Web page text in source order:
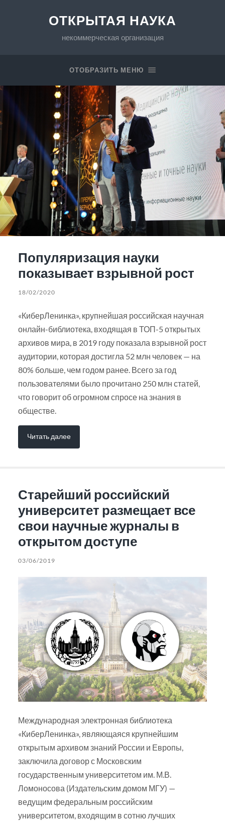
ОТКРЫТАЯ НАУКА
некоммерческая организация
ОТОБРАЗИТЬ МЕНЮ
Популяризация науки
показывает взрывной рост
18/02/2020
«КиберЛенинка», крупнейшая российская научная
онлайн-библиотека, входящая в ТОП-5 открытых
архивов мира, в 2019 году показала взрывной рост
аудитории, которая достигла 52 млн человек — на
80% больше, чем годом ранее. Всего за год
пользователями было прочитано 250 млн статей,
что говорит об огромном спросе на знания в
обществе.
Читать далее
Старейший российский
университет размещает все
свои научные журналы в
открытом доступе
03/06/2019
Международная электронная библиотека
«КиберЛенинка», являющаяся крупнейшим
открытым архивом знаний России и Европы,
заключила договор с Московским
государственным университетом им. М.В.
Ломоносова (Издательским домом МГУ) —
ведущим федеральным российским
университетом, входящим в сотню лучших